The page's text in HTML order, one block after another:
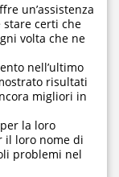
un’assistenza
certi che
volta che ne
nell’ultimo
risultati
migliori in
la loro
il loro nome di
problemi nel